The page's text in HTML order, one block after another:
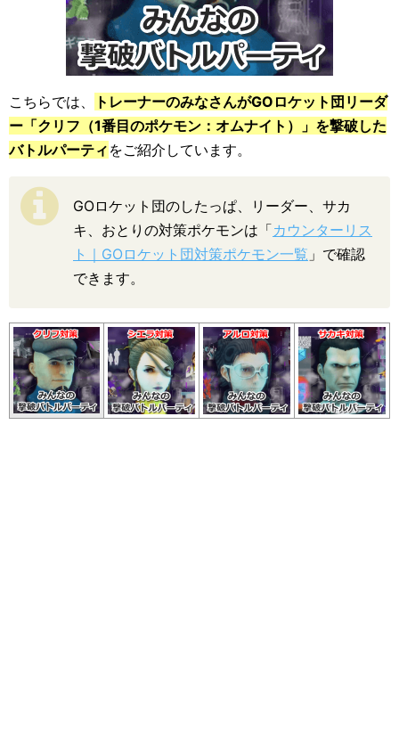
こちらでは、
トレーナーのみなさんがGOロケット団リーダ
ー「クリフ（1番目のポケモン：オムナイト）」を撃破した
バトルパーティ をご紹介しています。
GOロケット団のしたっぱ、リーダー、サカ
キ、おとりの対策ポケモンは「カウンターリス
ト｜GOロケット団対策ポケモン一覧 」で確認
できます。